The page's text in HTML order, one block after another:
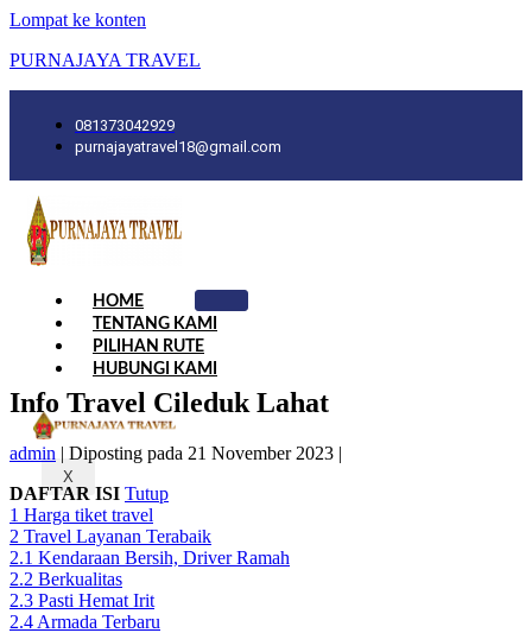
Lompat ke konten
PURNAJAYA TRAVEL
081373042929
purnajayatravel18@gmail.com
HOME
TENTANG KAMI
PILIHAN RUTE
HUBUNGI KAMI
X
Info Travel Cileduk Lahat
admin | Diposting pada 21 November 2023 |
DAFTAR ISI Tutup
1 Harga tiket travel
2 Travel Layanan Terabaik
2.1 Kendaraan Bersih, Driver Ramah
2.2 Berkualitas
2.3 Pasti Hemat Irit
2.4 Armada Terbaru